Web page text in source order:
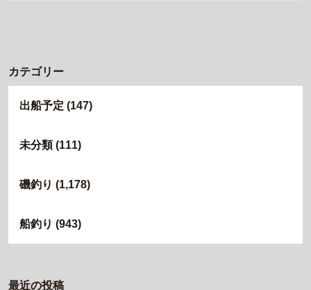
カテゴリー
出船予定 (147)
未分類(111)
磯釣り (1,178)
船釣り (943)
最近の投稿